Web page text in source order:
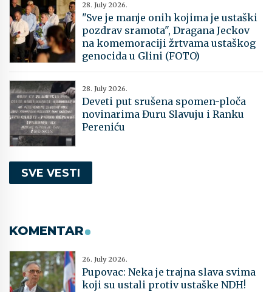
28. July 2026.
"Sve je manje onih kojima je ustaški
pozdrav sramota", Dragana Jeckov
na komemoraciji žrtvama ustaškog
genocida u Glini (FOTO)
28. July 2026.
Deveti put srušena spomen-ploča
novinarima Đuru Slavuju i Ranku
Pereniću
SVE VESTI
KOMENTAR
26. July 2026.
Pupovac: Neka je trajna slava svima
koji su ustali protiv ustaške NDH!